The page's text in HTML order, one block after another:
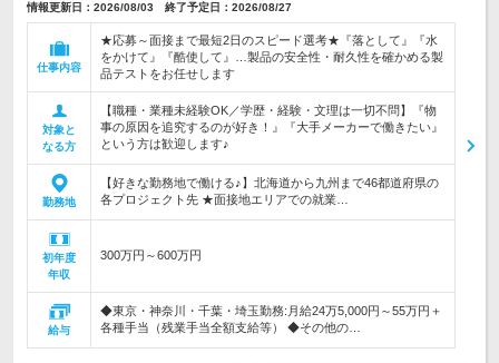
情報更新日：2026/08/03 終了予定日：2026/08/27
仕事内容
★応募～面接まで最短2日のスピード選考★『落として』『水
をかけて』『酷使して』…製品の安全性・耐久性を確かめる製
品テストをお任せします
対象と
なる方
【職種・業種未経験OK／学歴・経験・文理は一切不問】『物
事の原因を追究するのが好き！』『大手メーカーで働きたい』
という方は歓迎します♪
勤務地
【好きな勤務地で働ける♪】北海道から九州まで46都道府県の
各プロジェクト先 ★面接地エリアでの就業…
初年度
年収
300万円～600万円
給与
◆東京・神奈川・千葉・埼玉勤務:月給24万5,000円～55万円＋
各種手当（残業手当全額支給等） ◆その他の…